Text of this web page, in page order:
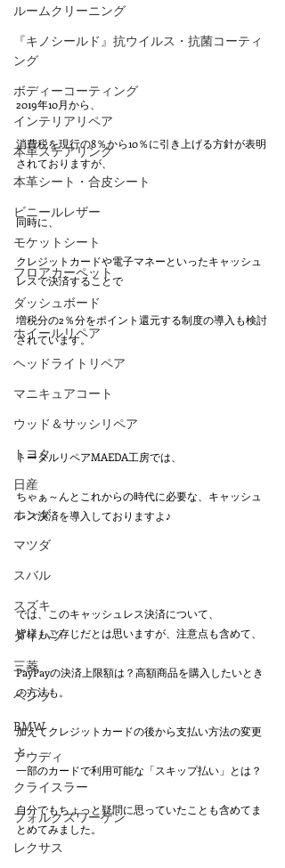
ルームクリーニング
『キノシールド』抗ウイルス・抗菌コーティ
ング
ボディーコーティング
インテリアリペア
本革ステアリング
本革シート・合皮シート
ビニールレザー
モケットシート
フロアカーペット
ダッシュボード
ホイールリペア
ヘッドライトリペア
マニキュアコート
ウッド＆サッシリペア
トヨタ
日産
ホンダ
マツダ
スバル
スズキ
ダイハツ
三菱
ベンツ
BMW
アウディ
クライスラー
フォルクスワーゲン
レクサス
2019年10月から、
消費税を現行の8％から10％に引き上げる方針が表明
されておりますが、
同時に、
クレジットカードや電子マネーといったキャッシュ
レスで決済することで
増税分の2％分をポイント還元する制度の導入も検討
されています。
トータルリペアMAEDA工房では、
ちゃぁ～んとこれからの時代に必要な、キャッシュ
レス決済を導入しておりますよ♪
では、このキャッシュレス決済について、
皆様もご存じだとは思いますが、注意点も含めて、
PayPayの決済上限額は？高額商品を購入したいとき
の方法も。
加えてクレジットカードの後から支払い方法の変更
と
一部のカードで利用可能な「スキップ払い」とは？
自分でもちょっと疑問に思っていたことも含めてま
とめてみました。